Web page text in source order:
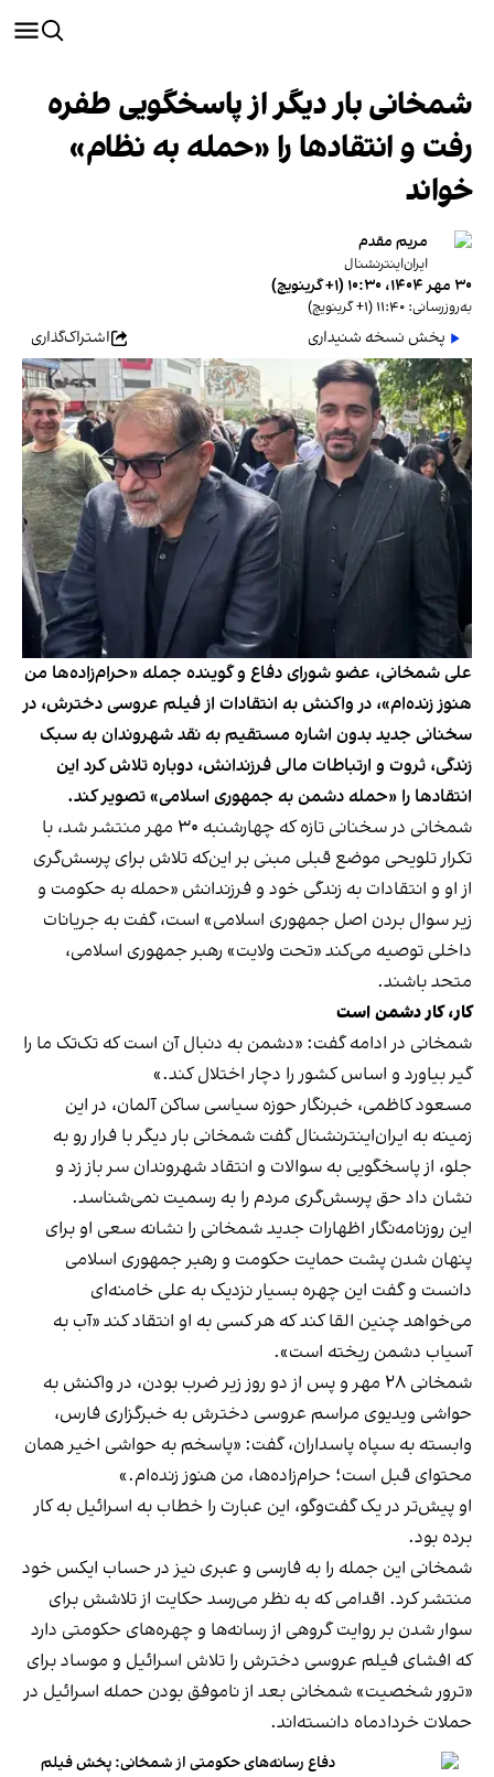
شمخانی بار دیگر از پاسخگویی طفره
رفت و انتقادها را «حمله به نظام»
خواند
مریم مقدم
ایران‌اینترنشنال
۳۰ مهر ۱۴۰۴، ۱۰:۳۰ (‎+۱ گرینویچ)
به‌روزرسانی: ۱۱:۴۰ (‎+۱ گرینویچ)
پخش نسخه شنیداری اشتراک‌گذاری
علی شمخانی، عضو شورای دفاع و گوینده جمله «حرام‌زاده‌ها من
هنوز زنده‌ام»، در واکنش به انتقادات از فیلم عروسی دخترش، در
سخنانی جدید بدون اشاره مستقیم به نقد شهروندان به سبک
زندگی، ثروت و ارتباطات مالی فرزندانش، دوباره تلاش کرد این
انتقادها را «حمله دشمن به جمهوری اسلامی» تصویر کند.
شمخانی در سخنانی تازه که چهارشنبه ۳۰ مهر منتشر شد، با
تکرار تلویحی موضع قبلی مبنی بر این‌که تلاش برای پرسش‌گری
از او و انتقادات به زندگی خود و فرزندانش «حمله به حکومت و
زیر سوال بردن اصل جمهوری اسلامی» است، گفت به جریانات
داخلی توصیه می‌کند «تحت ولایت» رهبر جمهوری اسلامی،
متحد باشند.
کار، کار دشمن است
شمخانی در ادامه گفت: «دشمن به دنبال آن است که تک‌تک ما را
گیر بیاورد و اساس کشور را دچار اختلال کند.»
مسعود کاظمی، خبرنگار حوزه سیاسی ساکن آلمان، در این
زمینه به ایران‌اینترنشنال گفت شمخانی بار دیگر با فرار رو به
جلو، از پاسخگویی به سوالات و انتقاد شهروندان سر باز زد و
نشان داد حق پرسش‌گری مردم را به رسمیت نمی‌شناسد.
این روزنامه‌نگار اظهارات جدید شمخانی را نشانه سعی او برای
پنهان شدن پشت حمایت حکومت و رهبر جمهوری اسلامی
دانست و گفت این چهره بسیار نزدیک به علی خامنه‌ای
می‌خواهد چنین القا کند که هر کسی به او انتقاد کند «آب به
آسیاب دشمن ریخته است».
شمخانی ۲۸ مهر و پس از دو روز زیر ضرب بودن، در واکنش به
حواشی ویدیوی مراسم عروسی دخترش به خبرگزاری فارس،
وابسته به سپاه پاسداران، گفت: «پاسخم به حواشی اخیر همان
محتوای قبل است؛ حرام‌زاده‌ها، من هنوز زنده‌ام.»
او پیش‌تر در یک گفت‌وگو، این عبارت را خطاب به اسرائیل به کار
برده بود.
شمخانی این جمله را به فارسی و عبری نیزدر حساب ایکس خود
منتشر کرد. اقدامی که به نظر می‌رسد حکایت از تلاشش برای
سوار شدن بر روایت گروهی از رسانه‎‌ها و چهره‌های حکومتی دارد
که افشای فیلم عروسی دخترش را تلاش اسرائیل و موساد برای
«ترور شخصیت» شمخانی بعد از ناموفق بودن حمله اسرائیل در
حملات خردادماه دانسته‌اند.
دفاع رسانه‌های حکومتی از شمخانی: پخش فیلم